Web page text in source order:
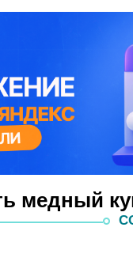
медный